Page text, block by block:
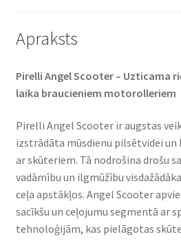
Apraksts
Pirelli Angel Scooter – Uzticama
laika braucieniem motorolleriem
Pirelli Angel Scooter ir augstas
izstrādāta mūsdienu pilsētvidei un
ar skūteriem. Tā nodrošina drošu
vadāmību un ilgmūžību
ceļa apstākļos. Angel Scooter
sacīkšu un ceļojumu segmentā ar
tehnoloģijām, kas pielāgotas